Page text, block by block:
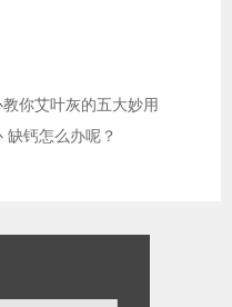
你艾叶灰的五大妙用
缺钙怎么办呢？